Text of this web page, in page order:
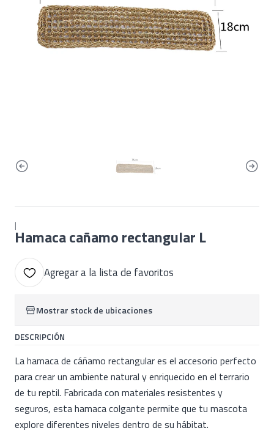
|
Hamaca cañamo rectangular L
Agregar a la lista de favoritos
Mostrar stock de ubicaciones
DESCRIPCIÓN
La hamaca de cáñamo rectangular es el accesorio perfecto
para crear un ambiente natural y enriquecido en el terrario
de tu reptil. Fabricada con materiales resistentes y
seguros, esta hamaca colgante permite que tu mascota
explore diferentes niveles dentro de su hábitat.